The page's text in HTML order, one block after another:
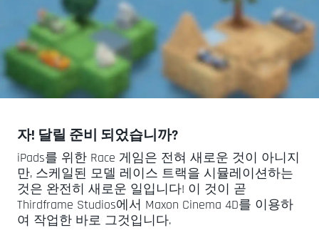
자! 달릴 준비 되었습니까?
iPads를 위한 Race 게임은 전혀 새로운 것이 아니지
만, 스케일된 모델 레이스 트랙을 시뮬레이션하는
것은 완전히 새로운 일입니다! 이 것이 곧
Thirdframe Studios에서 Maxon Cinema 4D를 이용하
여 작업한 바로 그것입니다.